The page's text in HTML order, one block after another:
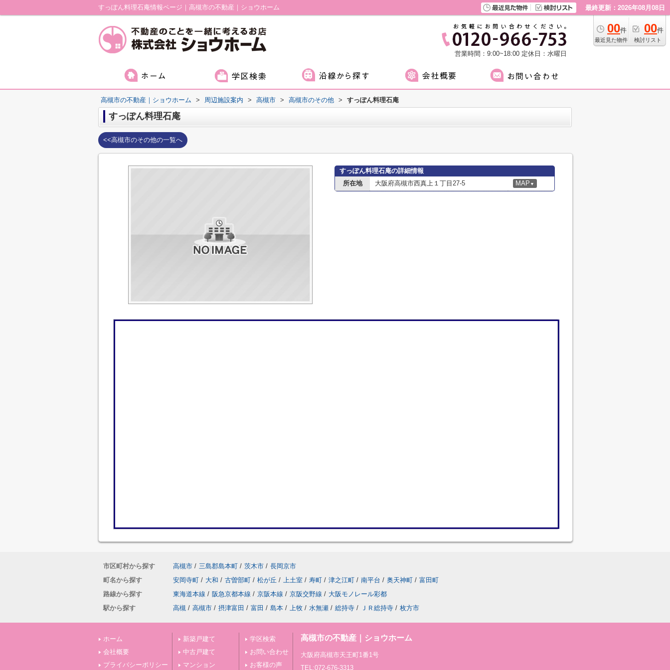
すっぽん料理石庵情報ページ｜高槻市の不動産｜ショウホーム 最終更新：2026年08月08日
00件
最近見た物件
00件
検討リスト
営業時間：9:00~18:00 定休日：水曜日
高槻市の不動産｜ショウホーム > 周辺施設案内 > 高槻市 > 高槻市のその他 > すっぽん料理石庵
すっぽん料理石庵
<<高槻市のその他の一覧へ
すっぽん料理石庵の詳細情報
所在地
大阪府高槻市西真上１丁目27-5 MAP ▼
市区町村から探す 高槻市 / 三島郡島本町 / 茨木市 / 長岡京市
町名から探す
安岡寺町 / 大和 / 古曽部町 / 松が丘 / 上土室 / 寿町 / 津之江町 / 南平台 / 奥天神町 / 富田町
路線から探す
東海道本線 / 阪急京都本線 / 京阪本線 / 京阪交野線 / 大阪モノレール彩都
駅から探す
高槻 / 高槻市 / 摂津富田 / 富田 / 島本 / 上牧 / 水無瀬 / 総持寺 / ＪＲ総持寺 / 枚方市
ホーム
会社概要
プライバシーポリシー
新築戸建て
中古戸建て
マンション
学区検索
お問い合わせ
お客様の声
高槻市の不動産｜ショウホーム
大阪府高槻市天王町1番1号
TEL:072-676-3313